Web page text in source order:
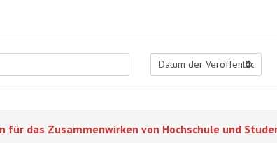
für das Zusammenwirken von Hochschule und